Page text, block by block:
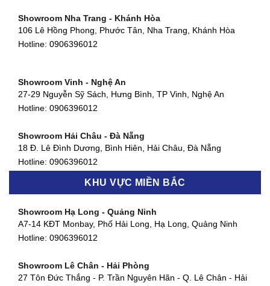
Showroom Quận 11 - TP. HCM
Showroom Quận 4 - TP. HCM
127 Khánh Hội, Phường 3, Quận 4,TP. HCM
Showroom Quận 7 - TP. HCM
877 Huỳnh Tấn Phát, Phú Thuận, Quận 7, TP HCM
Hotline:0906396012
580 Phan Văn Trị, Phường 7, Quận 5, TP HCM
Hotline:0906396012
90 Đ. Cộng Hòa, Phường 4, Tân Bình, TP HCM
Hotline:0906396012
Showroom Nha Trang - Khánh Hòa
106 Lê Hồng Phong, Phước Tân, Nha Trang, Khánh Hòa
Hotline: 0906396012
Showroom Vinh - Nghệ An
27-29 Nguyễn Sỹ Sách, Hưng Bình, TP Vinh, Nghệ An
Hotline: 0906396012
Showroom Hải Châu - Đà Nẵng
18 Đ. Lê Đình Dương, Bình Hiên, Hải Châu, Đà Nẵng
Hotline: 0906396012
Showroom Thanh Khê - Đà Nẵng
Hotline:0906396012
Showroom Cẩm Lệ - Đà Nẵng
Hotline:0906396012
KHU VỰC MIỀN BẮC
Showroom Hạ Long - Quảng Ninh
A7-14 KĐT Monbay, Phố Hải Long, Hạ Long, Quảng Ninh
Hotline: 0906396012
Showroom Lê Chân - Hải Phòng
27 Tôn Đức Thắng - P. Trần Nguyên Hãn - Q. Lê Chân - Hải